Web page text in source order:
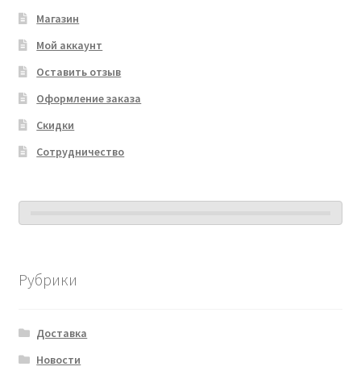
Магазин
Мой аккаунт
Оставить отзыв
Оформление заказа
Скидки
Сотрудничество
Рубрики
Доставка
Новости